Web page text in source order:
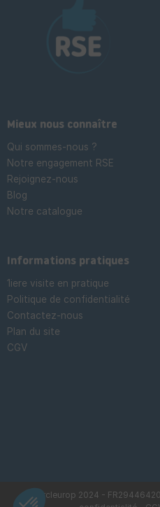
Mieux nous connaître
Qui sommes-nous ?
Notre engagement RSE
Rejoignez-nous
Blog
Notre catalogue
Informations pratiques
1iere visite en pratique
Politique de confidentialité
Contactez-nous
Plan du site
CGV
©Cercleurop 2024 -